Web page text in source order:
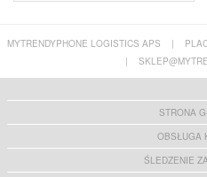
MYTRENDYPHONE LOGISTICS APS |
|
STRONA
OBSŁUGA
ŚLEDZENIE